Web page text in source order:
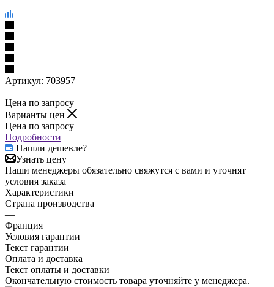
Артикул: 703957
Цена по запросу
Варианты цен
Цена по запросу
Подробности
Нашли дешевле?
Узнать цену
Наши менеджеры обязательно свяжутся с вами и уточнят
условия заказа
Характеристики
Страна производства
—
Франция
Условия гарантии
Текст гарантии
Оплата и доставка
Текст оплаты и доставки
Окончательную стоимость товара уточняйте у менеджера.